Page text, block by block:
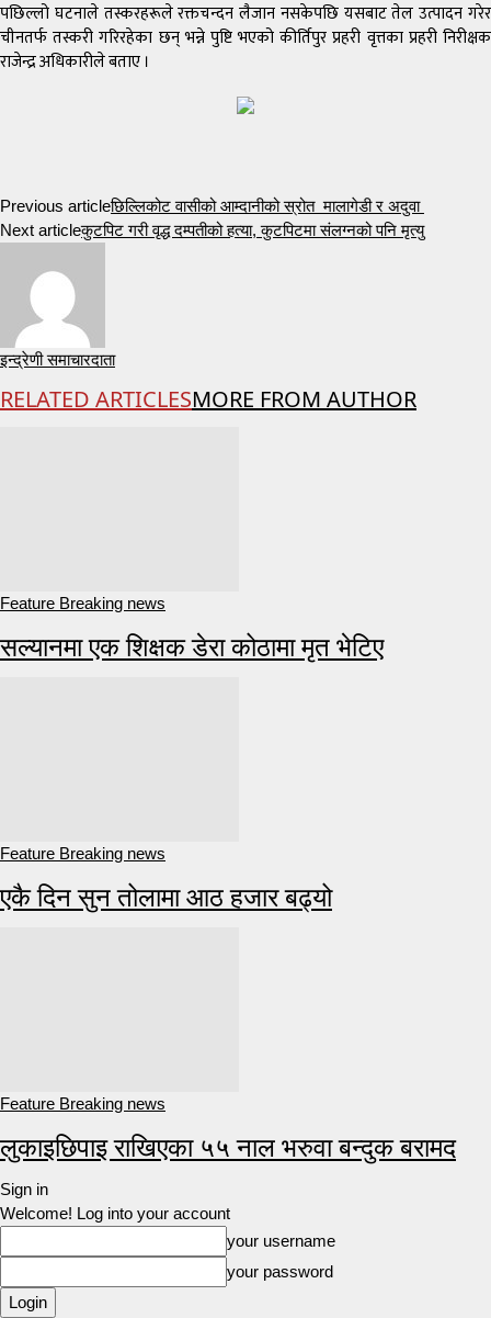
पछिल्लो घटनाले तस्करहरूले रक्तचन्दन लैजान नसकेपछि यसबाट तेल उत्पादन गरेर
चीनतर्फ तस्करी गरिरहेका छन् भन्ने पुष्टि भएको कीर्तिपुर प्रहरी वृत्तका प्रहरी निरीक्षक
राजेन्द्र अधिकारीले बताए ।
Previous articleछिल्लिकोट वासीको आम्दानीको स्रोत मालागेडी र अदुवा
Next articleकुटपिट गरी वृद्ध दम्पतीको हत्या, कुटपिटमा संलग्नको पनि मृत्यु
इन्द्रेणी समाचारदाता
RELATED ARTICLESMORE FROM AUTHOR
Feature Breaking news
सल्यानमा एक शिक्षक डेरा कोठामा मृत भेटिए
Feature Breaking news
एकै दिन सुन तोलामा आठ हजार बढ्यो
Feature Breaking news
लुकाइछिपाइ राखिएका ५५ नाल भरुवा बन्दुक बरामद
Sign in
Welcome! Log into your account
your username
your password